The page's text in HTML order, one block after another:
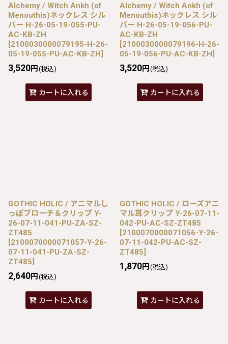
Alchemy / Witch Ankh (of
Menouthis)ネックレス シル
バー H-26-05-19-055-PU-
AC-KB-ZH
[2100030000079195-H-26-
05-19-055-PU-AC-KB-ZH]
3,520円 (税込)
カートに入れる
Alchemy / Witch Ankh (of
Menouthis)ネックレス シル
バー H-26-05-19-056-PU-
AC-KB-ZH
[2100030000079196-H-26-
05-19-056-PU-AC-KB-ZH]
3,520円 (税込)
カートに入れる
GOTHIC HOLIC / アニマルし
っぽブローチ＆クリップ Y-
26-07-11-041-PU-ZA-SZ-
ZT485
[2100070000071057-Y-26-
07-11-041-PU-ZA-SZ-
ZT485]
2,640円 (税込)
カートに入れる
GOTHIC HOLIC / ローズアニ
マル耳クリップ Y-26-07-11-
042-PU-AC-SZ-ZT485
[2100070000071056-Y-26-
07-11-042-PU-AC-SZ-
ZT485]
1,870円 (税込)
カートに入れる